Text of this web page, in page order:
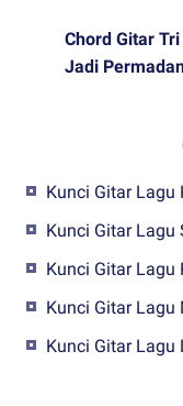
Chord Gitar
Jadi
Kunci Gitar Lagu
Kunci Gitar Lagu
Kunci Gitar Lagu
Kunci Gitar Lagu
Kunci Gitar Lagu